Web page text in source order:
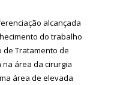
alcançada
do trabalho
Tratamento de
na área da cirurgia
área de elevada